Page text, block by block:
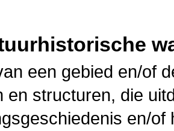
een gebied en/of
en structuren, die
en/